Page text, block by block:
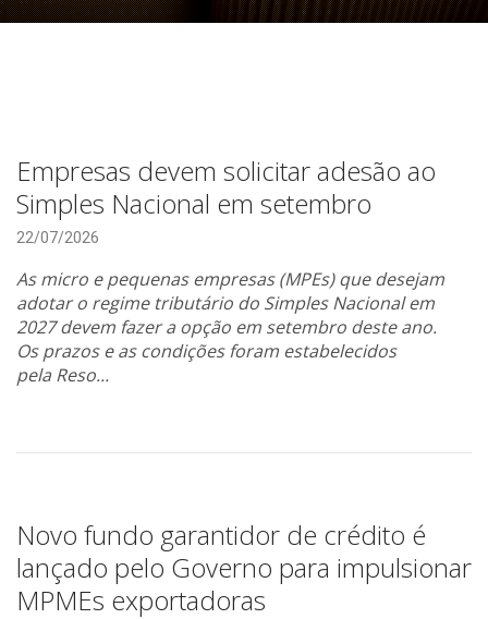
Empresas devem solicitar adesão ao
Simples Nacional em setembro
22/07/2026
As micro e pequenas empresas (MPEs) que desejam
adotar o regime tributário do Simples Nacional em
2027 devem fazer a opção em setembro deste ano.
Os prazos e as condições foram estabelecidos
pela Reso...
Novo fundo garantidor de crédito é
lançado pelo Governo para impulsionar
MPMEs exportadoras